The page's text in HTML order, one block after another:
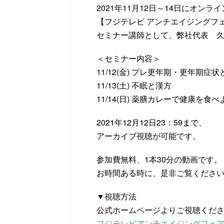
2021年11月12日～14日にオンラ
【フジテレビ アンチエイジング
セミナー講師として、弊社代表
＜セミナー内容＞
11/12(金) プレ更年期・更年期症状
11/13(土) 不眠と漢方
11/14(日) 薬膳カレーで健康を食べ
2021年12月12日23：59まで、
アーカイブ視聴が可能です。
参加費無料、1本30分の動画です。
お時間ある時に、是非ご覧くださ
▼視聴方法
公式ホームページよりご視聴くだ